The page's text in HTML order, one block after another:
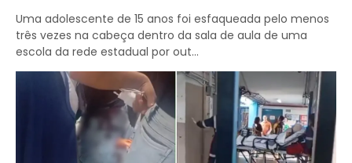
Uma adolescente de 15 anos foi esfaqueada pelo menos
três vezes na cabeça dentro da sala de aula de uma
escola da rede estadual por out...